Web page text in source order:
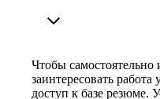
Чтобы
заинтересовать
доступ к базе резюме.